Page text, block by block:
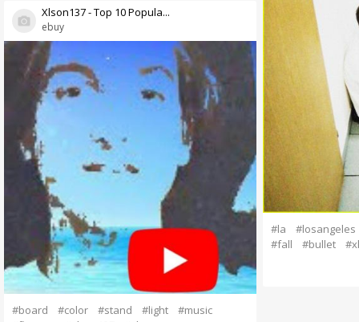
ebuy
Xlson137 - Top 10 Popula...
#board #color #stand #light
#music
#la
#losangeles
#fall
#bullet